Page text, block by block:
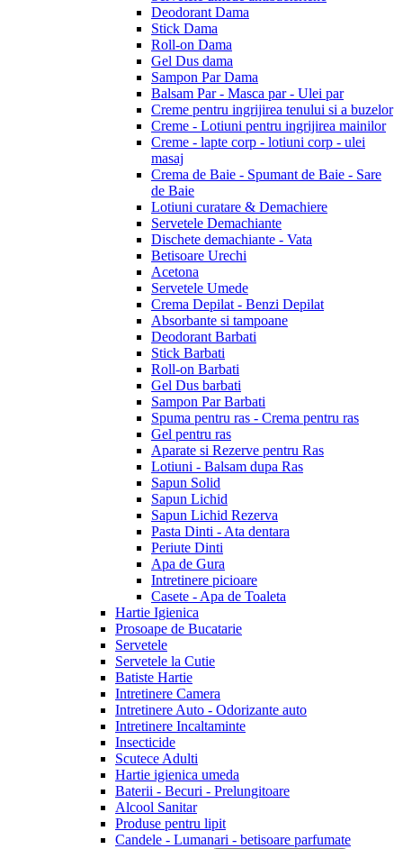
Deodorant Dama
Stick Dama
Roll-on Dama
Gel Dus dama
Sampon Par Dama
Balsam Par - Masca par - Ulei par
Creme pentru ingrijirea tenului si a buzelor
Creme - Lotiuni pentru ingrijirea mainilor
Creme - lapte corp - lotiuni corp - ulei
masaj
Crema de Baie - Spumant de Baie - Sare
de Baie
Lotiuni curatare & Demachiere
Servetele Demachiante
Dischete demachiante - Vata
Betisoare Urechi
Acetona
Servetele Umede
Crema Depilat - Benzi Depilat
Absorbante si tampoane
Deodorant Barbati
Stick Barbati
Roll-on Barbati
Gel Dus barbati
Sampon Par Barbati
Spuma pentru ras - Crema pentru ras
Gel pentru ras
Aparate si Rezerve pentru Ras
Lotiuni - Balsam dupa Ras
Sapun Solid
Sapun Lichid
Sapun Lichid Rezerva
Pasta Dinti - Ata dentara
Periute Dinti
Apa de Gura
Intretinere picioare
Casete - Apa de Toaleta
Hartie Igienica
Prosoape de Bucatarie
Servetele
Servetele la Cutie
Batiste Hartie
Intretinere Camera
Intretinere Auto - Odorizante auto
Intretinere Incaltaminte
Insecticide
Scutece Adulti
Hartie igienica umeda
Baterii - Becuri - Prelungitoare
Alcool Sanitar
Produse pentru lipit
Candele - Lumanari - betisoare parfumate